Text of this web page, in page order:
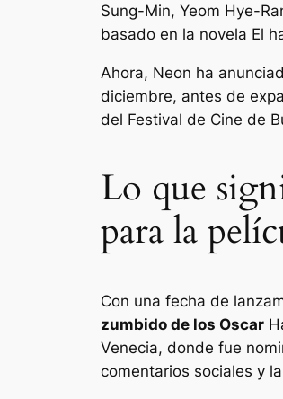
Sung-Min, Yeom Hye-
basado en la novela El
Ahora, Neon ha
diciembre, antes de
del Festival de Cine de
Lo que
para la
Con una fecha de
zumbido de los Oscar
Venecia, donde fue
comentarios sociales y